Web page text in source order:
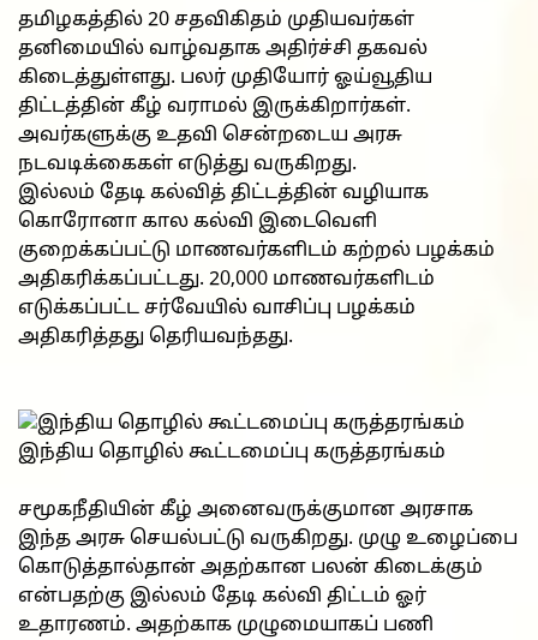
தமிழகத்தில் 20 சதவிகிதம் முதியவர்கள்
தனிமையில் வாழ்வதாக அதிர்ச்சி தகவல்
கிடைத்துள்ளது. பலர் முதியோர் ஓய்வூதிய
திட்டத்தின் கீழ் வராமல் இருக்கிறார்கள்.
அவர்களுக்கு உதவி சென்றடைய அரசு
நடவடிக்கைகள் எடுத்து வருகிறது.
இல்லம் தேடி கல்வித் திட்டத்தின் வழியாக
கொரோனா கால கல்வி இடைவெளி
குறைக்கப்பட்டு மாணவர்களிடம் கற்றல் பழக்கம்
அதிகரிக்கப்பட்டது. 20,000 மாணவர்களிடம்
எடுக்கப்பட்ட சர்வேயில் வாசிப்பு பழக்கம்
அதிகரித்தது தெரியவந்தது.
இந்திய தொழில் கூட்டமைப்பு கருத்தரங்கம்
சமூகநீதியின் கீழ் அனைவருக்குமான அரசாக
இந்த அரசு செயல்பட்டு வருகிறது. முழு உழைப்பை
கொடுத்தால்தான் அதற்கான பலன் கிடைக்கும்
என்பதற்கு இல்லம் தேடி கல்வி திட்டம் ஓர்
உதாரணம். அதற்காக முழுமையாகப் பணி